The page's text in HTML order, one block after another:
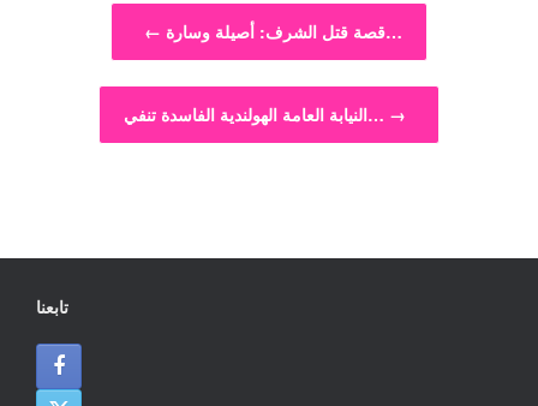
Post navigation
← قصة قتل الشرف: أصيلة وسارة…
النيابة العامة الهولندية الفاسدة تنفي… →
تابعنا